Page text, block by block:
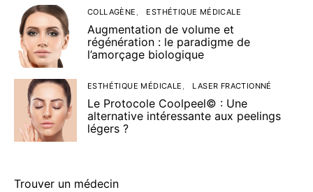
COLLAGÈNE ESTHÉTIQUE MÉDICALE
Augmentation de volume et
régénération : le paradigme de
l’amorçage biologique
ESTHÉTIQUE MÉDICALE LASER FRACTIONNÉ
Le Protocole Coolpeel© : Une
alternative intéressante aux peelings
légers ?
Trouver un médecin